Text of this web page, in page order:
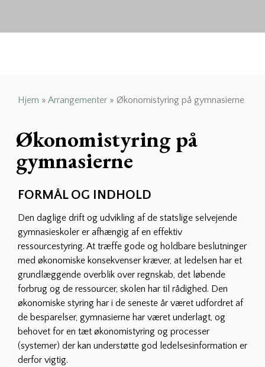
Hjem » Arrangementer » Økonomistyring på gymnasierne
Økonomistyring på
gymnasierne
FORMÅL OG INDHOLD
Den daglige drift og udvikling af de statslige selvejende
gymnasieskoler er afhængig af en effektiv
ressourcestyring. At træffe gode og holdbare beslutninger
med økonomiske konsekvenser kræver, at ledelsen har et
grundlæggende overblik over regnskab, det løbende
forbrug og de ressourcer, skolen har til rådighed. Den
økonomiske styring har i de seneste år været udfordret af
de besparelser, gymnasierne har været underlagt, og
behovet for en tæt økonomistyring og processer
(systemer) der kan understøtte god ledelsesinformation er
derfor vigtig.